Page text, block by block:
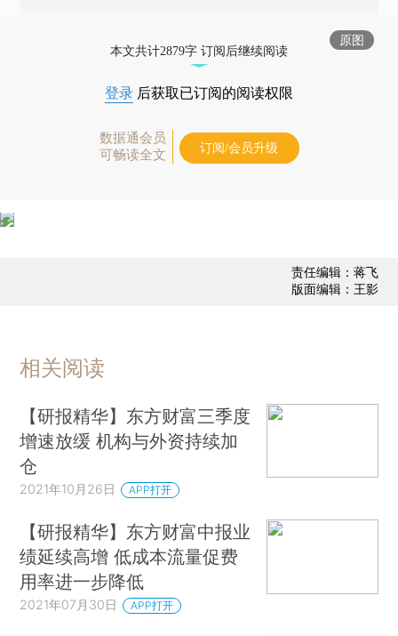
原图
本文共计2879字 订阅后继续阅读
登录 后获取已订阅的阅读权限
数据通会员
可畅读全文
订阅/会员升级
责任编辑：蒋飞
版面编辑：王影
相关阅读
【研报精华】东方财富三季度
增速放缓 机构与外资持续加
仓
2021年10月26日 APP打开
【研报精华】东方财富中报业
绩延续高增 低成本流量促费
用率进一步降低
2021年07月30日 APP打开